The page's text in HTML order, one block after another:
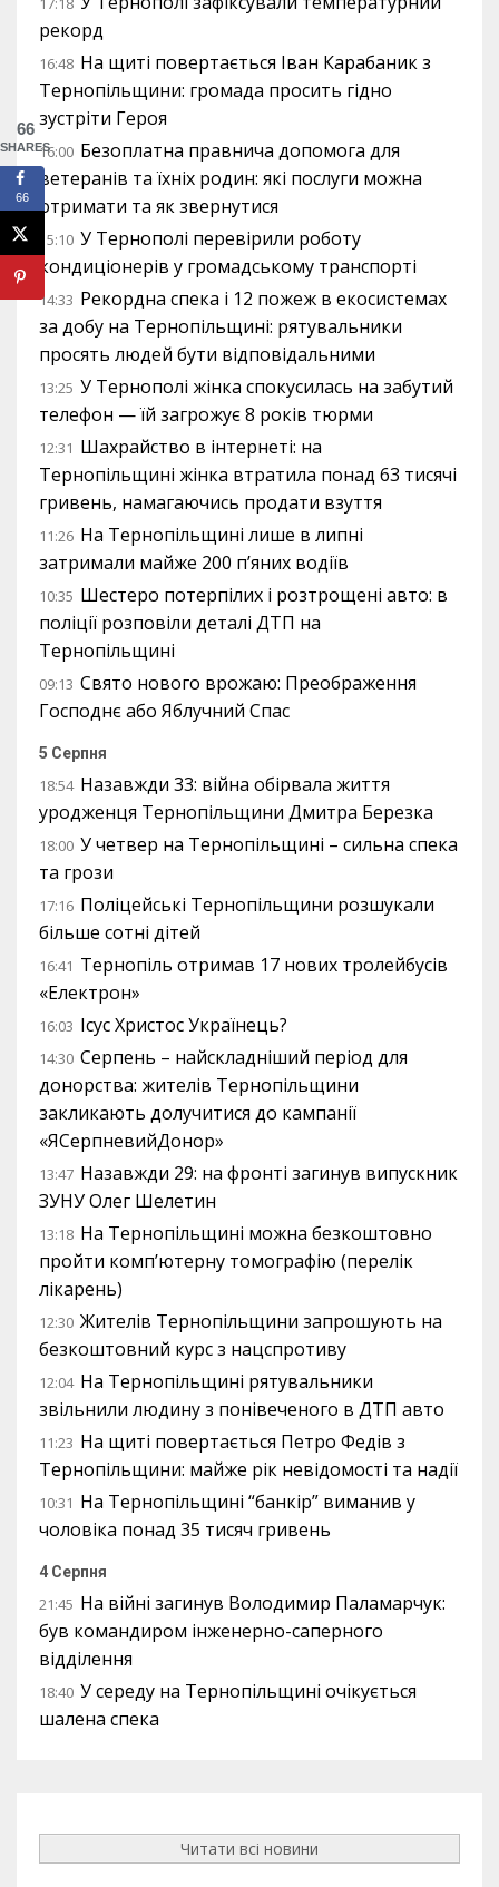
рекорд
16:48 На щиті повертається Іван Карабаник з
Тернопільщини: громада просить гідно
зустріти Героя
16:00 Безоплатна правнича допомога для
ветеранів та їхніх родин: які послуги можна
отримати та як звернутися
15:10 У Тернополі перевірили роботу
кондиціонерів у громадському транспорті
14:33 Рекордна спека і 12 пожеж в екосистемах
за добу на Тернопільщині: рятувальники
просять людей бути відповідальними
13:25 У Тернополі жінка спокусилась на забутий
телефон — їй загрожує 8 років тюрми
12:31 Шахрайство в інтернеті: на
Тернопільщині жінка втратила понад 63 тисячі
гривень, намагаючись продати взуття
11:26 На Тернопільщині лише в липні
затримали майже 200 п’яних водіїв
10:35 Шестеро потерпілих і розтрощені авто: в
поліції розповіли деталі ДТП на
Тернопільщині
09:13 Свято нового врожаю: Преображення
Господнє або Яблучний Спас
5 Серпня
18:54 Назавжди 33: війна обірвала життя
уродженця Тернопільщини Дмитра Березка
18:00 У четвер на Тернопільщині – сильна спека
та грози
17:16 Поліцейські Тернопільщини розшукали
більше сотні дітей
16:41 Тернопіль отримав 17 нових тролейбусів
«Електрон»
16:03 Ісус Христос Українець?
14:30 Серпень – найскладніший період для
донорства: жителів Тернопільщини
закликають долучитися до кампанії
«ЯСерпневийДонор»
13:47 Назавжди 29: на фронті загинув випускник
ЗУНУ Олег Шелетин
13:18 На Тернопільщині можна безкоштовно
пройти комп’ютерну томографію (перелік
лікарень)
12:30 Жителів Тернопільщини запрошують на
безкоштовний курс з нацспротиву
12:04 На Тернопільщині рятувальники
звільнили людину з понівеченого в ДТП авто
11:23 На щиті повертається Петро Федів з
Тернопільщини: майже рік невідомості та надії
10:31 На Тернопільщині “банкір” виманив у
чоловіка понад 35 тисяч гривень
4 Серпня
21:45 На війні загинув Володимир Паламарчук:
був командиром інженерно-саперного
відділення
18:40 У середу на Тернопільщині очікується
шалена спека
Читати всі новини
66
SHARES
66